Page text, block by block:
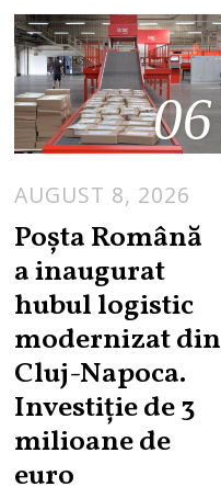
06
AUGUST 8, 2026
Poșta Română
a inaugurat
hubul logistic
modernizat din
Cluj-Napoca.
Investiție de 3
milioane de
euro